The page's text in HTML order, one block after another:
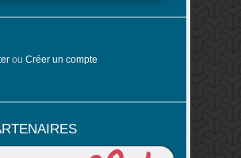
ou Créer un compte